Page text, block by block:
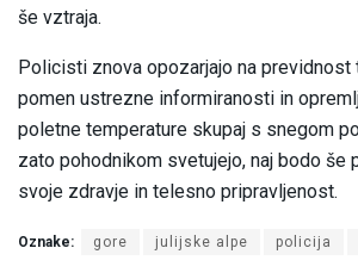
še vztraja.
Policisti znova opozarjajo na previdnost
pomen ustrezne informiranosti in
poletne temperature skupaj s snegom
zato pohodnikom svetujejo, naj bodo še
svoje zdravje in telesno pripravljenost.
Oznake: gore julijske alpe policija